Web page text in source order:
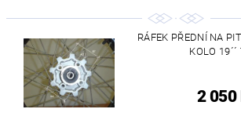
RÁFEK PŘEDNÍ NA
KOLO
2 050